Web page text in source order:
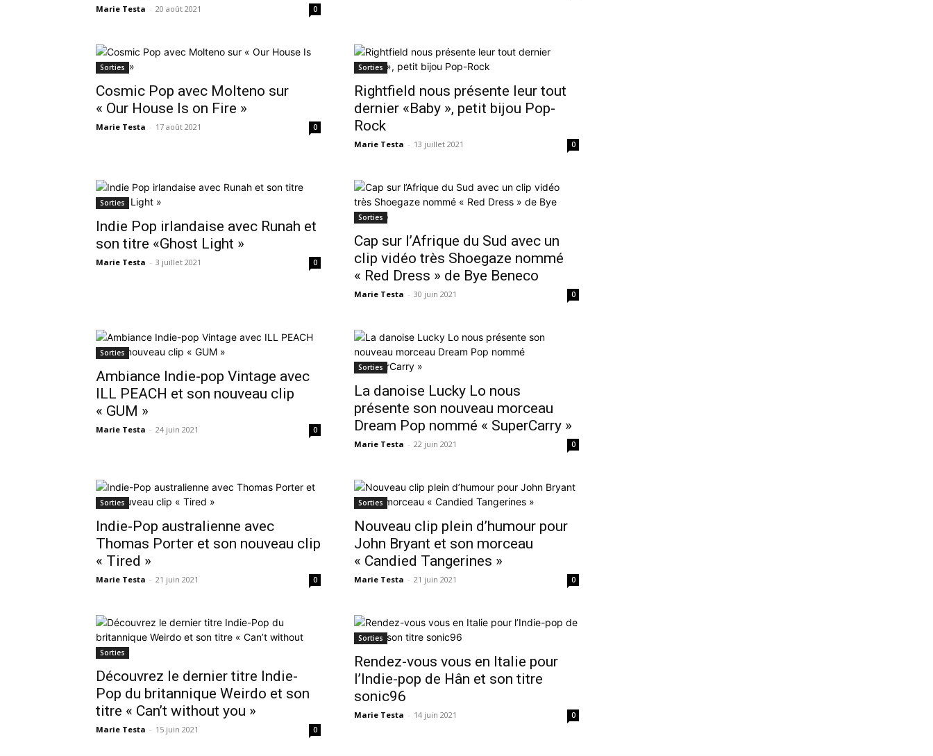
Marie Testa - 20 août 2021 0
Sorties
Cosmic Pop avec Molteno sur
« Our House Is on Fire »
Marie Testa - 17 août 2021 0
Sorties
Rightfield nous présente leur tout
dernier «Baby », petit bijou Pop-
Rock
Marie Testa - 13 juillet 2021 0
Sorties
Indie Pop irlandaise avec Runah et
son titre «Ghost Light »
Marie Testa - 3 juillet 2021 0
Sorties
Cap sur l’Afrique du Sud avec un
clip vidéo très Shoegaze nommé
« Red Dress » de Bye Beneco
Marie Testa - 30 juin 2021 0
Sorties
Ambiance Indie-pop Vintage avec
ILL PEACH et son nouveau clip
« GUM »
Marie Testa - 24 juin 2021 0
Sorties
La danoise Lucky Lo nous
présente son nouveau morceau
Dream Pop nommé « SuperCarry »
Marie Testa - 22 juin 2021 0
Sorties
Indie-Pop australienne avec
Thomas Porter et son nouveau clip
« Tired »
Marie Testa - 21 juin 2021 0
Sorties
Nouveau clip plein d’humour pour
John Bryant et son morceau
« Candied Tangerines »
Marie Testa - 21 juin 2021 0
Sorties
Découvrez le dernier titre Indie-
Pop du britannique Weirdo et son
titre « Can’t without you »
Marie Testa - 15 juin 2021 0
Sorties
Rendez-vous vous en Italie pour
l’Indie-pop de Hân et son titre
sonic96
Marie Testa - 14 juin 2021 0